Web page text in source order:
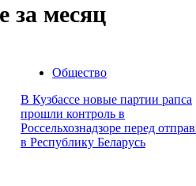
за месяц
Общество
В Кузбассе новые партии рапса
прошли контроль в
Россельхознадзоре перед
в Республику Беларусь